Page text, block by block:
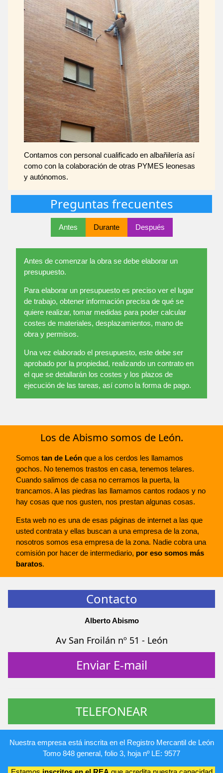
Contamos con personal cualificado en albañilería así
como con la colaboración de otras PYMES leonesas
y autónomos.
Preguntas frecuentes
Antes Durante Después
Antes de comenzar la obra se debe elaborar un
presupuesto.
Para elaborar un presupuesto es preciso ver el lugar
de trabajo, obtener información precisa de qué se
quiere realizar, tomar medidas para poder calcular
costes de materiales, desplazamientos, mano de
obra y permisos.
Una vez elaborado el presupuesto, este debe ser
aprobado por la propiedad, realizando un contrato en
el que se detallarán los costes y los plazos de
ejecución de las tareas, así como la forma de pago.
Los de Abismo somos de León.
Somos tan de León que a los cerdos les llamamos
gochos. No tenemos trastos en casa, tenemos telares.
Cuando salimos de casa no cerramos la puerta, la
trancamos. A las piedras las llamamos cantos rodaos y no
hay cosas que nos gusten, nos prestan algunas cosas.
Esta web no es una de esas páginas de internet a las que
usted contrata y ellas buscan a una empresa de la zona,
nosotros somos esa empresa de la zona. Nadie cobra una
comisión por hacer de intermediario, por eso somos más
baratos.
Contacto
Alberto Abismo
Av San Froilán nº 51 - León
Enviar E-mail
TELEFONEAR
Nuestra empresa está inscrita en el Registro Mercantil de León
Tomo 848 general, folio 3, hoja nº LE: 9577